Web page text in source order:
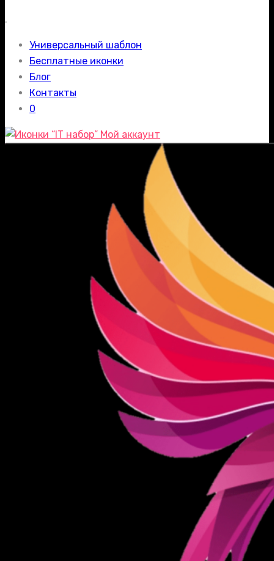
.
Универсальный шаблон
Бесплатные иконки
Блог
Контакты
0
Мой аккаунт